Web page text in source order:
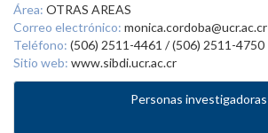
Área: OTRAS AREAS
Correo electrónico: monica.cordoba@ucr.ac.cr
Teléfono: (506) 2511-4461 / (506) 2511-4750
Sitio web: www.sibdi.ucr.ac.cr
Personas investigadoras